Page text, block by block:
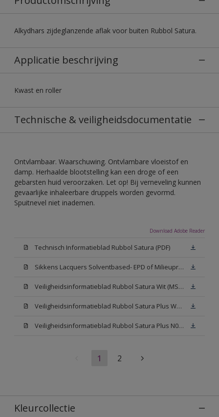
Alkydhars zijdeglanzende aflak voor buiten Rubbol Satura.
Applicatie beschrijving
Kwast en roller
Technische & veiligheidsdocumentatie
Ontvlambaar. Waarschuwing. Ontvlambare vloeistof en
damp. Herhaalde blootstelling kan een droge of een
gebarsten huid veroorzaken. Let op! Bij verneveling kunnen
gevaarlijke inhaleerbare druppels worden gevormd.
Spuitnevel niet inademen.
Download Adobe Reader
Technisch Informatieblad Rubbol Satura (PDF)
Sikkens Lacquers Solventbased- EPD of Milieuproductverklaring
Veiligheidsinformatieblad Rubbol Satura Wit (MSDS)
Veiligheidsinformatieblad Rubbol Satura Plus W05 (MSDS)
Veiligheidsinformatieblad Rubbol Satura Plus N00 (MSDS)
1 2
Kleurcollectie